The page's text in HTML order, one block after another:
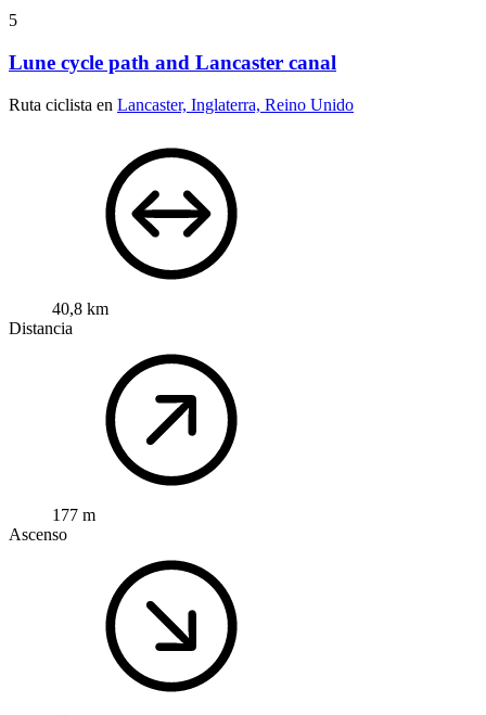
5
Lune cycle path and Lancaster canal
Ruta ciclista en Lancaster, Inglaterra, Reino Unido
40,8 km
Distancia
177 m
Ascenso